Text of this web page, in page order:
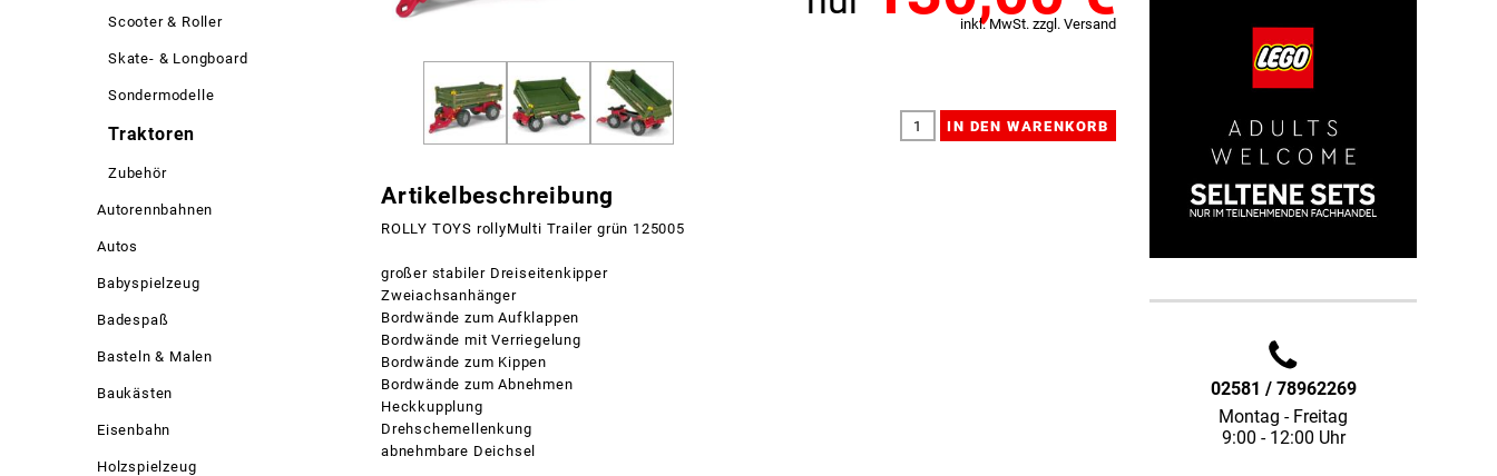
Scooter & Roller
Skate- & Longboard
Sondermodelle
Traktoren
Zubehör
Autorennbahnen
Autos
Babyspielzeug
Badespaß
Basteln & Malen
Baukästen
Eisenbahn
Holzspielzeug
inkl. MwSt. zzgl. Versand
Artikelbeschreibung
ROLLY TOYS rollyMulti Trailer grün 125005
großer stabiler Dreiseitenkipper
Zweiachsanhänger
Bordwände zum Aufklappen
Bordwände mit Verriegelung
Bordwände zum Kippen
Bordwände zum Abnehmen
Heckkupplung
Drehschemellenkung
abnehmbare Deichsel
02581 / 78962269
Montag - Freitag
9:00 - 12:00 Uhr